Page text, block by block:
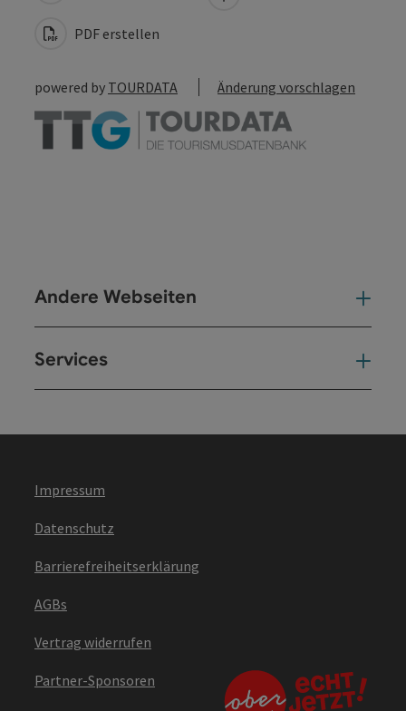
PDF erstellen
powered by TOURDATA Änderung vorschlagen
Andere Webseiten
Services
Impressum
Datenschutz
Barrierefreiheitserklärung
AGBs
Vertrag widerrufen
Partner-Sponsoren